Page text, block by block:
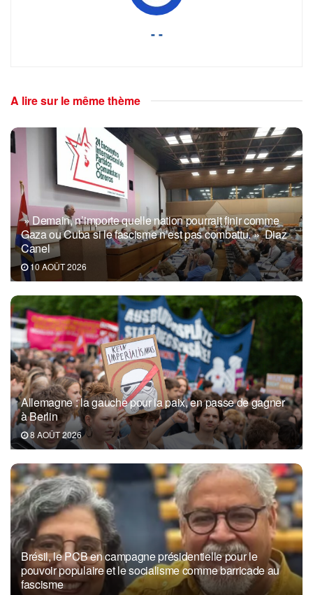
- -
A lire sur le même thème
» Demain, n’importe quelle nation pourrait finir comme
Gaza ou Cuba si le fascisme n’est pas combattu. » Diaz
Canel
10 AOÛT 2026
Allemagne : la gauche pour la paix, en passe de gagner
à Berlin
8 AOÛT 2026
Brésil, le PCB en campagne présidentielle pour le
pouvoir populaire et le socialisme comme barricade au
fascisme